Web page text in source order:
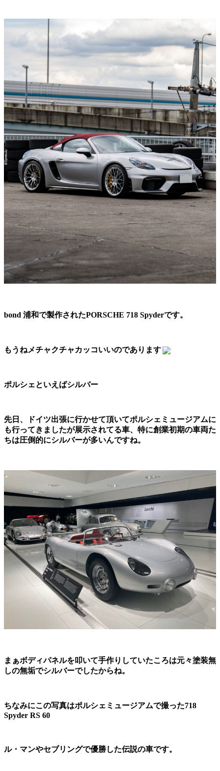
bond 浦和で製作されたPORSCHE 718 Spyderです。
もうねメチャクチャカッコいいのであります
ポルシェといえばシルバー
先日、ドイツ出張に行かせて頂いてポルシェミュージアムに
も行ってきましたが展示されてる車、特に創業初期の車両た
ちは圧倒的にシルバーが多いんですね。
まぁボディパネルを叩いて手作りしていたころは元々塗装無
しの無垢でシルバーでしたからね。
ちなみにこの写真はポルシェミュージアムで撮った718
Spyder RS 60
ル・マンやセブリングで優勝した伝説の車です。